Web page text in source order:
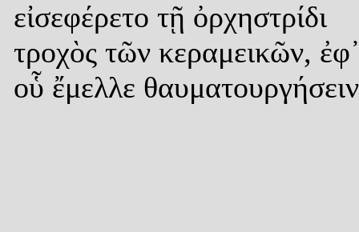
εἰσεφέρετο τῇ ὀρχηστρίδι
τροχὸς τῶν κεραμεικῶν,
οὗ ἔμελλε